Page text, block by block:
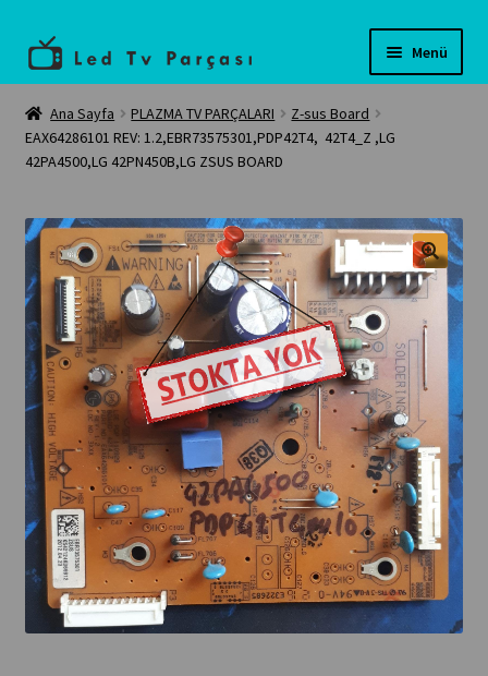
Dolaşıma
geç
İçeriğe
geç
Menü
Anasayfa
Teknik servis
Tüm Ürünler
İletişim
Banka Bilgilerimiz
Ana Sayfa PLAZMA TV PARÇALARI
Z-sus Board
EAX64286101 REV: 1.2,EBR73575301,PDP42T4, 42T4_Z ,LG
42PA4500,LG 42PN450B,LG ZSUS BOARD